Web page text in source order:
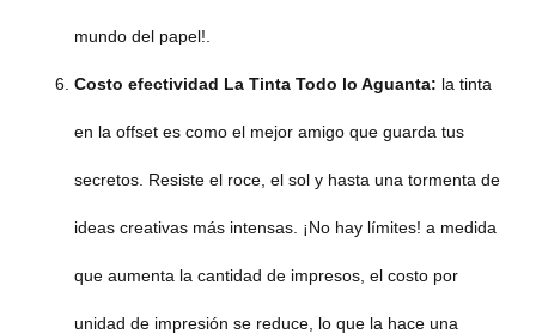
mundo del papel!.
Costo efectividad La Tinta Todo lo Aguanta: la tinta
en la offset es como el mejor amigo que guarda tus
secretos. Resiste el roce, el sol y hasta una tormenta de
ideas creativas más intensas. ¡No hay límites! a medida
que aumenta la cantidad de impresos, el costo por
unidad de impresión se reduce, lo que la hace una